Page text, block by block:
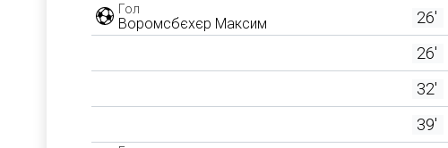
Гол
Воромсбєхєр Максим
26'
26'
32'
39'